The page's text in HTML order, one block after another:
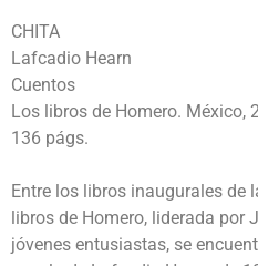
CHITA
Lafcadio Hearn
Cuentos
Los libros de Homero. México,
136 págs.
Entre los libros inaugurales de
libros de Homero, liderada por
jóvenes entusiastas, se